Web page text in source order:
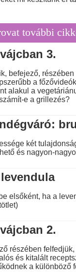
további
3.
befejező, részében
a
alakul a
e a grillezés?
két
és nagyon-
elsőként, ha a
2.
részében
és kitalált
a különböző